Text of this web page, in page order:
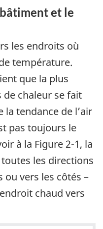
bâtiment et le
les endroits où
température.
que la plus
chaleur se fait
la tendance de l’air
pas toujours le
à la Figure 2-1, la
les directions
ou vers les côtés –
chaud vers